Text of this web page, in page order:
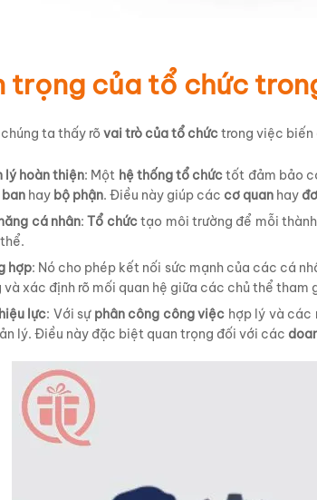
trọng của tổ chức
ta thấy rõvai trò của tổ chứctrong việc biến
lý hoàn thiện: Một hệ thống tổ chứctốt đảm bảo
hay bộ phận. Điều này giúp các cơ quan hay
cá nhân:Tổ chứctạo môi trường để mỗi
hợp: Nó cho phép kết nối sức mạnh của các cá
xác định rõ mối quan hệ giữa các chủ thể tham
lực: Với sự phân công công việc hợp lý và các
lý. Điều này đặc biệt quan trọng đối với các